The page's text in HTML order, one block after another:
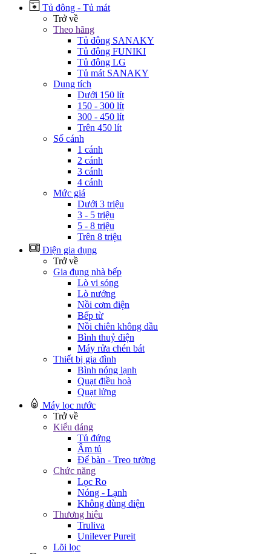
Tủ đông - Tủ mát
Trở về
Theo hãng
Tủ đông SANAKY
Tủ đông FUNIKI
Tủ đông LG
Tủ mát SANAKY
Dung tích
Dưới 150 lít
150 - 300 lít
300 - 450 lít
Trên 450 lít
Số cánh
1 cánh
2 cánh
3 cánh
4 cánh
Mức giá
Dưới 3 triệu
3 - 5 triệu
5 - 8 triệu
Trên 8 triệu
Điện gia dụng
Trở về
Gia đụng nhà bếp
Lò vi sóng
Lò nướng
Nồi cơm điện
Bếp từ
Nồi chiên không dầu
Bình thuỷ điện
Máy rửa chén bát
Thiết bị gia đình
Bình nóng lạnh
Quạt điều hoà
Quạt lửng
Máy lọc nước
Trở về
Kiểu dáng
Tủ đứng
Âm tủ
Để bàn - Treo tường
Chức năng
Lọc Ro
Nóng - Lạnh
Không dùng điện
Thương hiệu
Truliva
Unilever Pureit
Lõi lọc